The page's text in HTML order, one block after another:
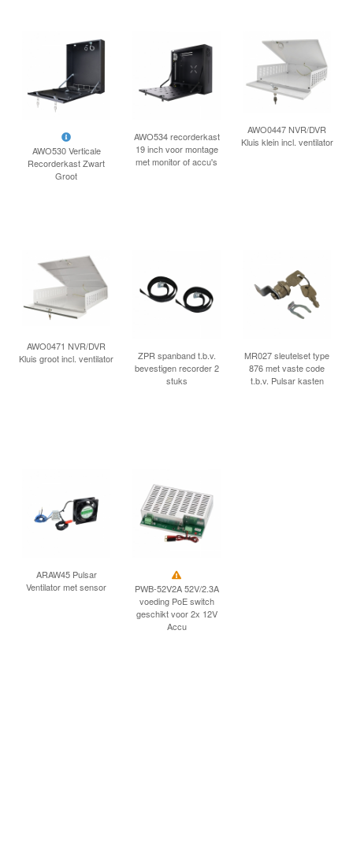
AWO530 Verticale
Recorderkast Zwart
Groot
AWO534 recorderkast
19 inch voor montage
met monitor of accu's
AWO0447 NVR/DVR
Kluis klein incl. ventilator
AWO0471 NVR/DVR
Kluis groot incl. ventilator
ZPR spanband t.b.v.
bevestigen recorder 2
stuks
MR027 sleutelset type
876 met vaste code
t.b.v. Pulsar kasten
ARAW45 Pulsar
Ventilator met sensor
PWB-52V2A 52V/2.3A
voeding PoE switch
geschikt voor 2x 12V
Accu